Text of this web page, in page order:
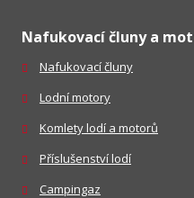
Nafukovací čluny a
Nafukovací čluny
Lodní motory
Komlety lodí a motorů
Příslušenství lodí
Campingaz